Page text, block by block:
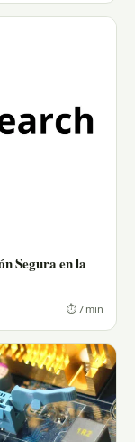
Segura en la
⏱ 7 min